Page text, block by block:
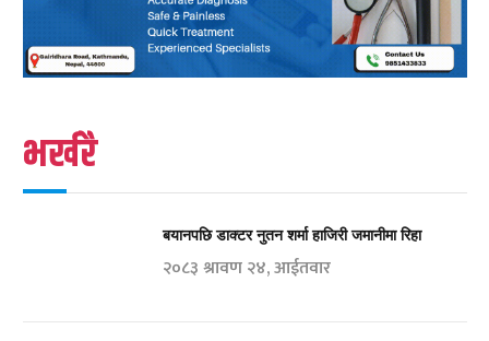
भर्खरै
बयानपछि डाक्टर नुतन शर्मा हाजिरी जमानीमा रिहा
२०८३ श्रावण २४, आईतवार